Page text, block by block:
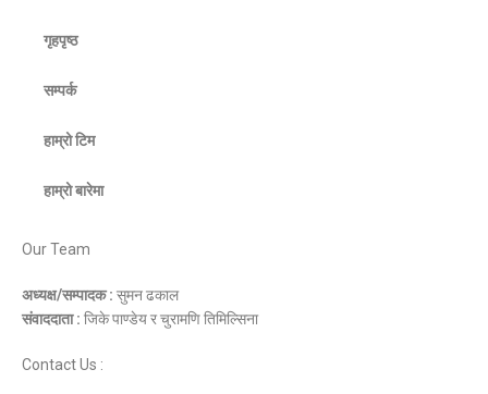
गृहपृष्ठ
सम्पर्क
हाम्रो टिम
हाम्रो बारेमा
Our Team
अध्यक्ष/सम्पादक : सुमन ढकाल
संवाददाता : जिके पाण्डेय र चुरामणि तिमिल्सिना
Contact Us :